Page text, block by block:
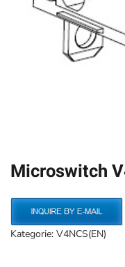
Microswitch
Kategorie: V4NCS(EN)